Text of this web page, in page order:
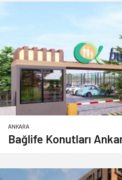
ANKARA
Bağlife Konutları